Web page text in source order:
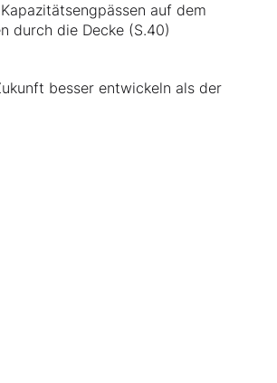
auf dem
durch die Decke (S.40)
besser entwickeln als der